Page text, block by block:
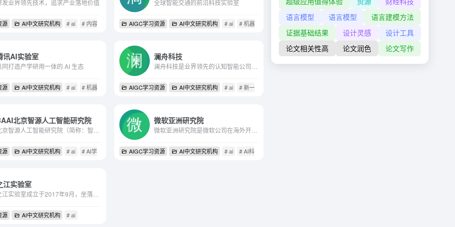
发业界领先技术，追求产业落地价值
源 AI中文研究机构 # ai # 内容理解与推荐 # 广告系统
全球智能交通的前沿科技实验室
AIGC学习资源 AI中文研究机构 # ai # 机器学习 # 统计学
和创新性技术研究
讯AI实验室
同打造产学研用一体的 AI 生态
源 AI中文研究机构 # ai # 机器学习 # 自然语言处理
澜舟科技
AIGC学习资源 AI中文研究机构 # ai # 新一代认知智能平台
北京智源人工智能研究院
源 AI中文研究机构 # ai # AI学术组织 # AI生命科学
微软亚洲研究院
微软亚洲研究院是微软公司在海外开设的第二家基础科研机构，也是亚洲地区仅有的两个基础研究机构之一（另一个是微软印度研究院）。微软亚洲研究院是微软公司在亚太地区设立的基础...
AIGC学习资源 AI中文研究机构 # ai # AI科研机构
江实验室
源 AI中文研究机构 # ai
语言模型
语言模型
语言建模方法
证据基础结果
设计灵感
设计工具
论文相关性高
论文润色 论文写作